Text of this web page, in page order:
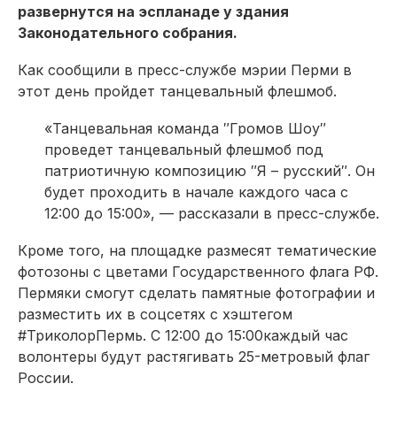
развернутся на эспланаде у здания
Законодательного собрания.
Как сообщили в пресс-службе мэрии Перми в
этот день пройдет танцевальный флешмоб.
«Танцевальная команда ″Громов Шоу″
проведет танцевальный флешмоб под
патриотичную композицию ″Я – русский″. Он
будет проходить в начале каждого часа с
12:00 до 15:00», — рассказали в пресс-службе.
Кроме того, на площадке размесят тематические
фотозоны с цветами Государственного флага РФ.
Пермяки смогут сделать памятные фотографии и
разместить их в соцсетях с хэштегом
#ТриколорПермь. С 12:00 до 15:00каждый час
волонтеры будут растягивать 25-метровый флаг
России.